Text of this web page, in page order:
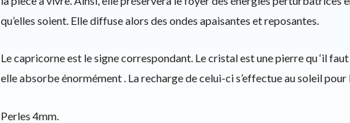
qu’elles soient. Elle diffuse alors des ondes apaisantes et reposantes.
Le capricorne est le signe correspondant. Le cristal est une pierre qu ‘il
elle absorbe énormément . La recharge de celui-ci s’effectue au soleil
Perles 4mm.